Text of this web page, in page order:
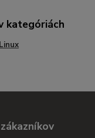
kategóriách